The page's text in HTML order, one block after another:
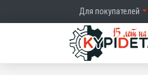
Для покупателей